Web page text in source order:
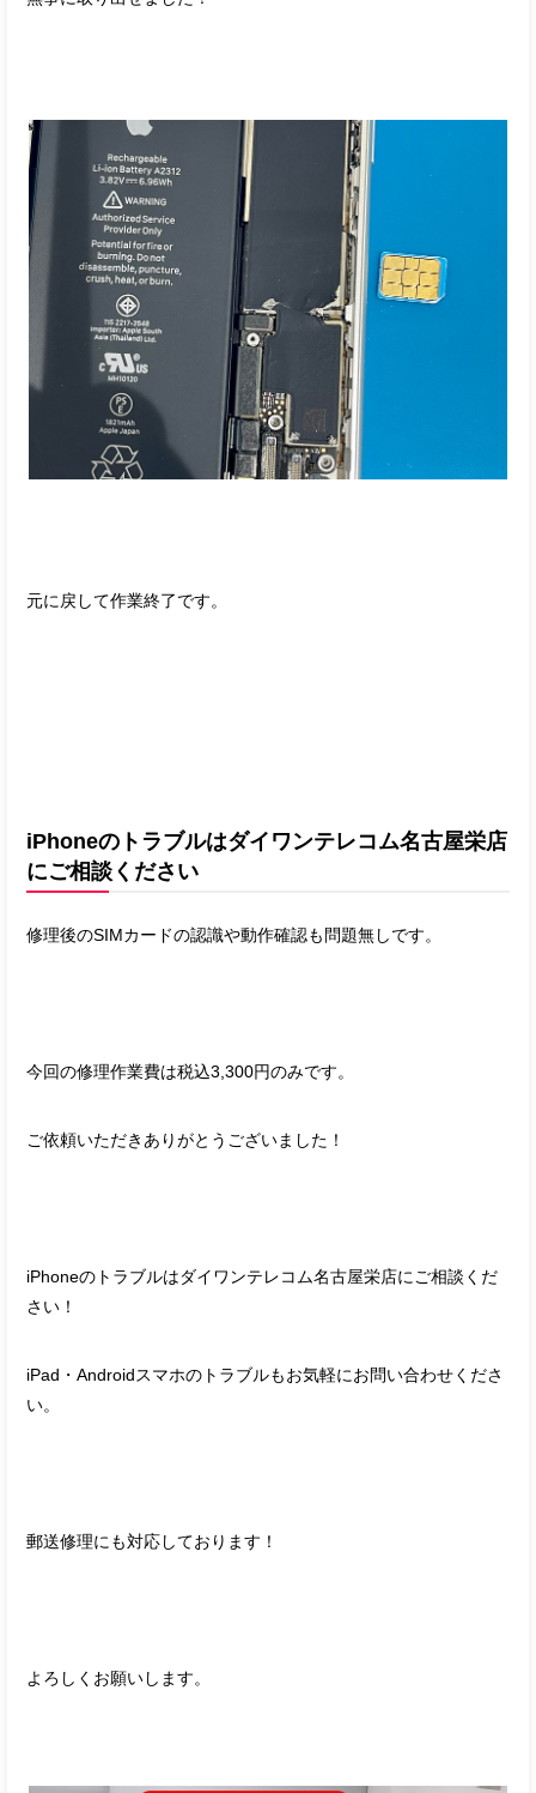
元に戻して作業終了です。
iPhoneのトラブルはダイワンテレコム名古屋栄店
にご相談ください
修理後のSIMカードの認識や動作確認も問題無しです。
今回の修理作業費は税込3,300円のみです。
ご依頼いただきありがとうございました！
iPhoneのトラブルはダイワンテレコム名古屋栄店にご相談くだ
さい！
iPad・Androidスマホのトラブルもお気軽にお問い合わせくださ
い。
郵送修理にも対応しております！
よろしくお願いします。